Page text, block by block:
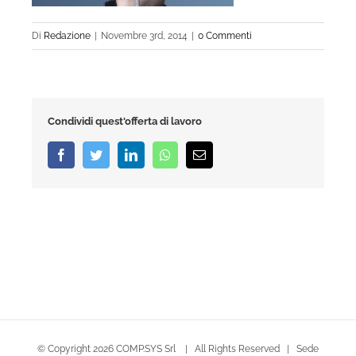
Di Redazione | Novembre 3rd, 2014 | 0 Commenti
Condividi quest'offerta di lavoro
FacebookTwitterLinkedInWhatsappEmail
© Copyright 2026 COMP.SYS Srl | All Rights Reserved | Sede